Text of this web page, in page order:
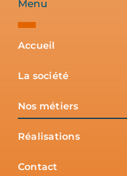
Menu
Accueil
La société
Nos métiers
Réalisations
Contact